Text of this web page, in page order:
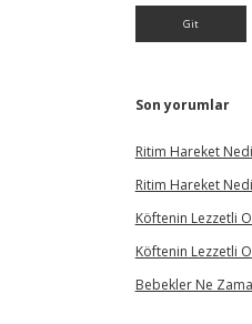
Son yorumlar
Ritim Hareket
Ritim Hareket
Köftenin Lezzetli
Köftenin Lezzetli
Bebekler Ne